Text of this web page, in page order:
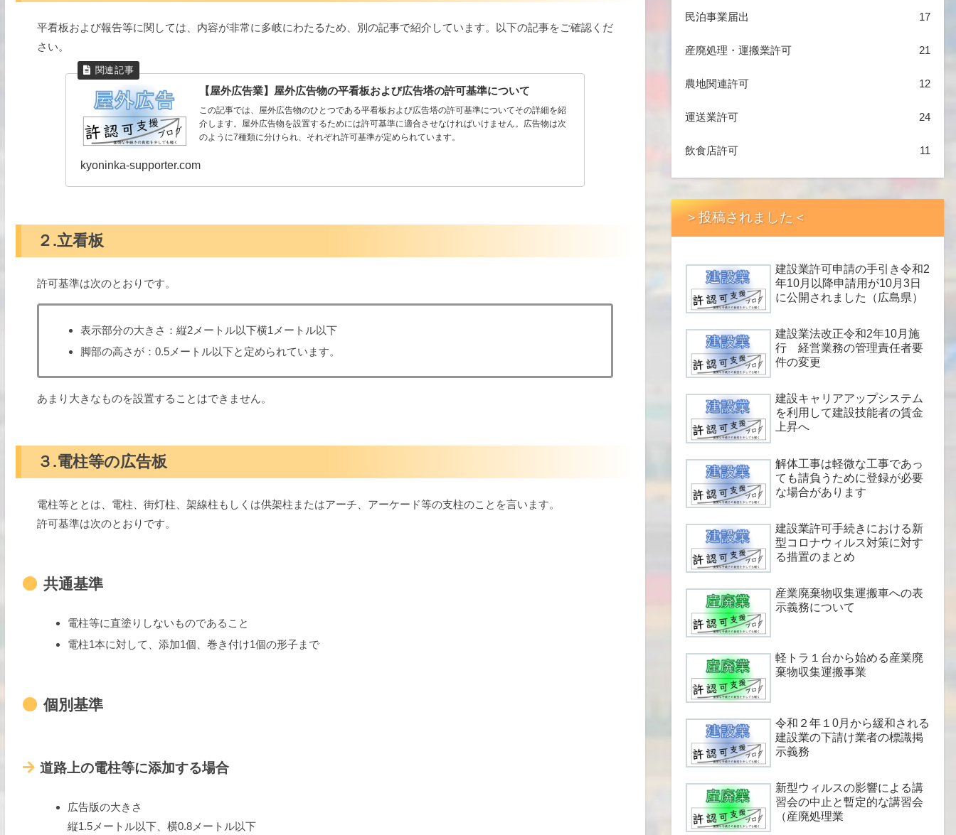
平看板および報告等に関しては、内容が非常に多岐にわたるため、別の記事で紹介しています。以下の記事をご確認くだ
さい。
【屋外広告業】屋外広告物の平看板および広告塔の許可基準について
この記事では、屋外広告物のひとつである平看板および広告塔の許可基準についてその詳細を紹
介します。屋外広告物を設置するためには許可基準に適合させなければいけません。広告物は次
のように7種類に分けられ、それぞれ許可基準が定められています。
kyoninka-supporter.com
２.立看板
許可基準は次のとおりです。
表示部分の大きさ：縦2メートル以下横1メートル以下
脚部の高さが：0.5メートル以下と定められています。
あまり大きなものを設置することはできません。
３.電柱等の広告板
電柱等ととは、電柱、街灯柱、架線柱もしくは供架柱またはアーチ、アーケード等の支柱のことを言います。
許可基準は次のとおりです。
共通基準
電柱等に直塗りしないものであること
電柱1本に対して、添加1個、巻き付け1個の形子まで
個別基準
道路上の電柱等に添加する場合
広告版の大きさ
縦1.5メートル以下、横0.8メートル以下
民泊事業届出 17
産廃処理・運搬業許可 21
農地関連許可 12
運送業許可 24
飲食店許可 11
＞投稿されました＜
建設業許可申請の手引き令和2
年10月以降申請用が10月3日
に公開されました（広島県）
建設業法改正令和2年10月施
行 経営業務の管理責任者要
件の変更
建設キャリアアップシステム
を利用して建設技能者の賃金
上昇へ
解体工事は軽微な工事であっ
ても請負うために登録が必要
な場合があります
建設業許可手続きにおける新
型コロナウィルス対策に対す
る措置のまとめ
産業廃棄物収集運搬車への表
示義務について
軽トラ１台から始める産業廃
棄物収集運搬事業
令和２年１0月から緩和される
建設業の下請け業者の標識掲
示義務
新型ウィルスの影響による講
習会の中止と暫定的な講習会
（産廃処理業